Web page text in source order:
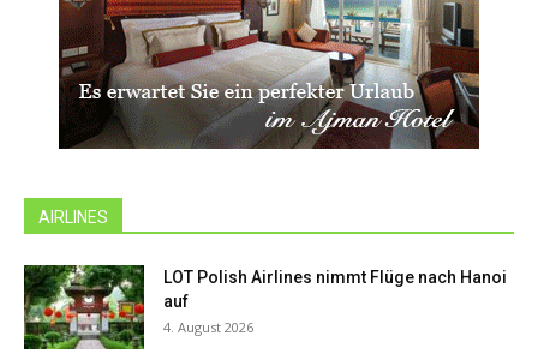
AIRLINES
LOT Polish Airlines nimmt Flüge nach Hanoi
auf
4. August 2026